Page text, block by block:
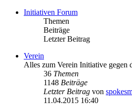
Initiativen Forum
Themen
Beiträge
Letzter Beitrag
Verein
Alles zum Verein Initiative gegen
36 Themen
1148 Beiträge
Letzter Beitrag von
11.04.2015 16:40